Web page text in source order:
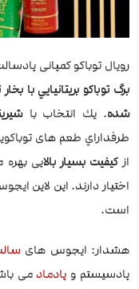
رویال توباكو کمپانی
برگ توباكو بريتانيايي با
شده. يك انتخاب با
طرفداراي طعم های
ازکیفیت بسیار بالایی بهره
اختیار دارند. این لاین
است.
هشدار: ایجوس های
پادسیستم و پادماد می